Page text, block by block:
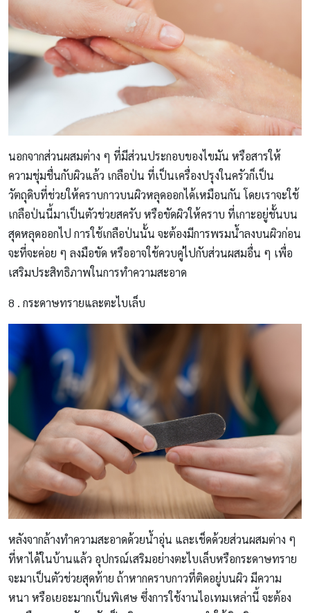
นอกจากส่วนผสมต่าง ๆ ที่มีส่วนประกอบของไขมัน หรือสารให้
ความชุ่มชื่นกับผิวแล้ว เกลือป่น ที่เป็นเครื่องปรุงในครัวก็เป็น
วัตถุดิบที่ช่วยให้คราบกาวบนผิวหลุดออกได้เหมือนกัน โดยเราจะใช้
เกลือป่นนี้มาเป็นตัวช่วยสครับ หรือขัดผิวให้คราบ ที่เกาะอยู่ชั้นบน
สุดหลุดออกไป การใช้เกลือป่นนั้น จะต้องมีการพรมน้ำลงบนผิวก่อน
จะที่จะค่อย ๆ ลงมือขัด หรืออาจใช้ควบคู่ไปกับส่วนผสมอื่น ๆ เพื่อ
เสริมประสิทธิภาพในการทำความสะอาด
8 . กระดาษทรายและตะไบเล็บ
หลังจากล้างทำความสะอาดด้วยน้ำอุ่น และเช็ดด้วยส่วนผสมต่าง ๆ
ที่หาได้ในบ้านแล้ว อุปกรณ์เสริมอย่างตะไบเล็บหรือกระดาษทราย
จะมาเป็นตัวช่วยสุดท้าย ถ้าหากคราบกาวที่ติดอยู่บนผิว มีความ
หนา หรือเยอะมากเป็นพิเศษ ซึ่งการใช้งานไอเทมเหล่านี้ จะต้อง